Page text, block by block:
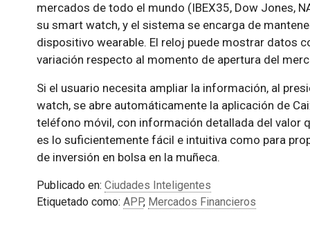
mercados de todo el mundo (IBEX35, Dow Jones,
su smart watch, y el sistema se encarga de
dispositivo wearable. El reloj puede mostrar datos
variación respecto al momento de apertura del
Si el usuario necesita ampliar la información, al
watch, se abre automáticamente la aplicación de
teléfono móvil, con información detallada del valor
es lo suficientemente fácil e intuitiva como para
de inversión en bolsa en la muñeca.
Publicado en: Ciudades Inteligentes
Etiquetado como: APP, Mercados Financieros